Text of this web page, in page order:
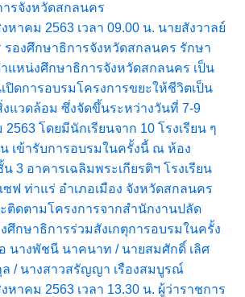
รจังหวัดสกลนคร
หาคม 2563 เวลา 09.00 น. นายสังวาลย์
รองศึกษาธิการจังหวัดสกลนคร รักษา
แหน่งศึกษาธิการจังหวัดสกลนคร เป็น
ปิดการอบรมโครงการขยะให้ชีวิตเป็น
แวดล้อม ซึ่งจัดขึ้นระหว่างวันที่ 7-9
2563 โดยมีนักเรียนจาก 10 โรงเรียน ๆ
เข้ารับการอบรมในครั้งนี้ ณ ห้อง
3 อาคารเฉลิมพระเกียรติฯ โรงเรียน
ซฟ ท่าแร่ อำเภอเมือง จังหวัดสกลนคร
ดตามโครงการจากสำนักงานปลัด
ศึกษาธิการร่วมสังเกตุการอบรมในครั้ง
นางพัชนี นาคนาท / นายสมศักดิ์ เลิศ
/ นางสาวสรัญญา เรืองสมบูรณ์
หาคม 2563 เวลา 13.30 น. ผู้ว่าราชการ